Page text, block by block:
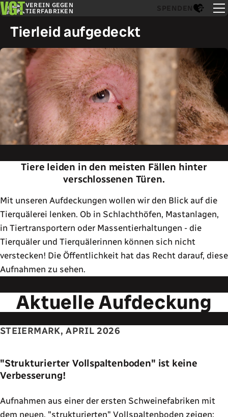
VEREIN GEGEN
TIERFABRIKEN
SPENDEN
Tierleid aufgedeckt
Tiere leiden in den meisten Fällen hinter
verschlossenen Türen.
Mit unseren Aufdeckungen wollen wir den Blick auf die
Tierquälerei lenken. Ob in Schlachthöfen, Mastanlagen,
in Tiertransportern oder Massentierhaltungen - die
Tierquäler und Tierquälerinnen können sich nicht
verstecken! Die Öffentlichkeit hat das Recht darauf, diese
Aufnahmen zu sehen.
Aktuelle Aufdeckung
STEIERMARK, APRIL 2026
"Strukturierter Vollspaltenboden" ist keine
Verbesserung!
Aufnahmen aus einer der ersten Schweinefabriken mit
dem neuen, "strukturierten" Vollspaltenboden zeigen: